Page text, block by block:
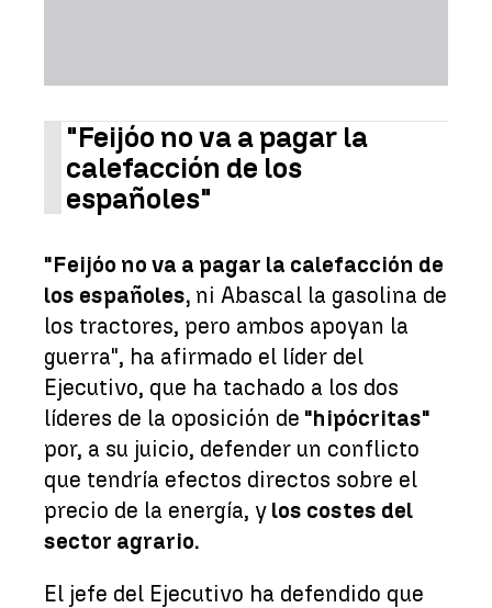
"Feijóo no va a pagar la
calefacción de los
españoles"
"Feijóo no va a pagar la calefacción de
los españoles, ni Abascal la gasolina de
los tractores, pero ambos apoyan la
guerra", ha afirmado el líder del
Ejecutivo, que ha tachado a los dos
líderes de la oposición de "hipócritas"
por, a su juicio, defender un conflicto
que tendría efectos directos sobre el
precio de la energía, y los costes del
sector agrario.
El jefe del Ejecutivo ha defendido que